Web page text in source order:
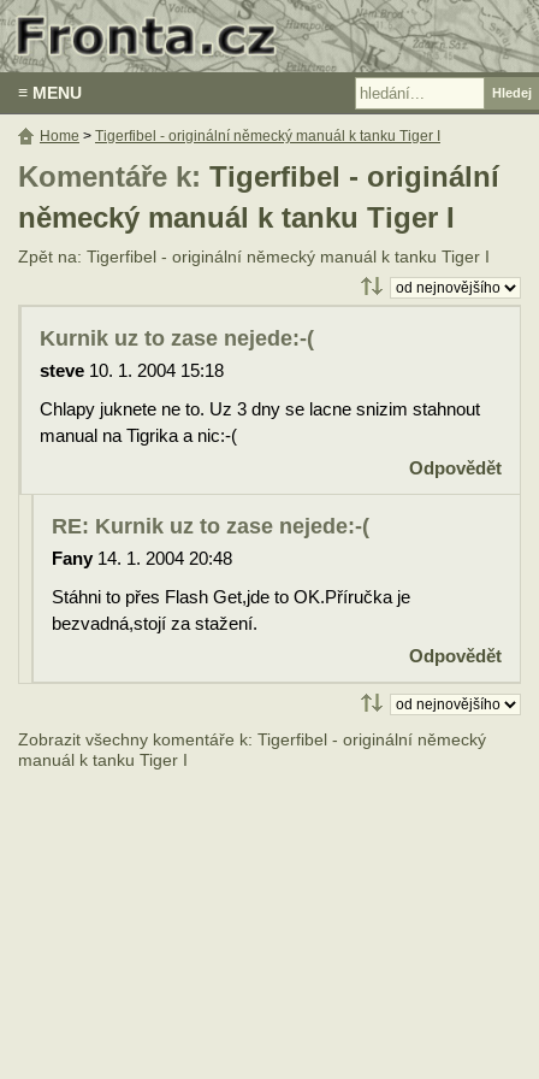
≡ MENU
Komentáře k: Tigerfibel - originální
německý manuál k tanku Tiger I
Zpět na: Tigerfibel - originální německý manuál k tanku Tiger I
Kurnik uz to zase nejede:-(
steve 10. 1. 2004 15:18
Chlapy juknete ne to. Uz 3 dny se lacne snizim stahnout
manual na Tigrika a nic:-(
Odpovědět
RE: Kurnik uz to zase nejede:-(
Fany 14. 1. 2004 20:48
Stáhni to přes Flash Get,jde to OK.Příručka je
bezvadná,stojí za stažení.
Odpovědět
Zobrazit všechny komentáře k: Tigerfibel - originální německý
manuál k tanku Tiger I
Home > Tigerfibel - originální německý manuál k tanku Tiger I